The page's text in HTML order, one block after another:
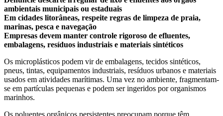
ambientais municipais ou estaduais
Em cidades litorâneas, respeite regras de limpeza de praia,
marinas, pesca e navegação
Empresas devem manter controle rigoroso de efluentes,
embalagens, resíduos industriais e materiais sintéticos
Os microplásticos podem vir de embalagens, tecidos sintéticos,
pneus, tintas, equipamentos industriais, resíduos urbanos e materiais
usados em atividades marítimas. Uma vez no ambiente, fragmentam-
se em partículas pequenas e podem ser ingeridos por organismos
marinhos.
Os poluentes orgânicos persistentes preocupam porque têm